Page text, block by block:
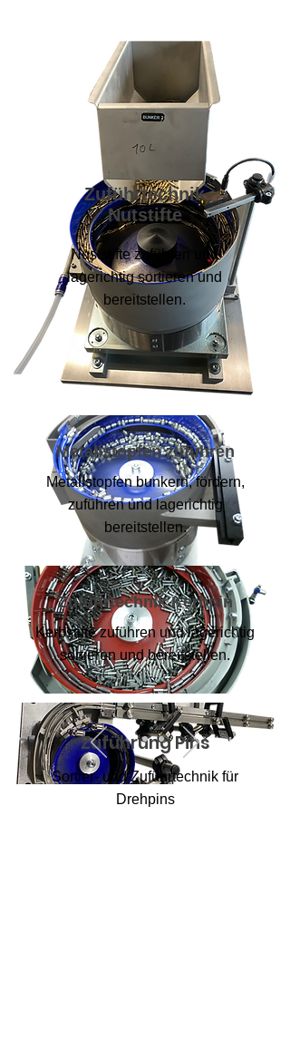
Zuführtechnik
Nutstifte
Nuststifte zuführen und
lagerichtig sortieren und
bereitstellen.
Metallstopfen zuführen
Metallstopfen bunkern, fördern,
zuführen und lagerichtig
bereitstellen.
Zuführtechnik Kerbpin
Kerbstifte zuführen und lagerichtig
sortieren und bereitstellen.
Zuführung Pins
Sortier- und Zuführtechnik für
Drehpins